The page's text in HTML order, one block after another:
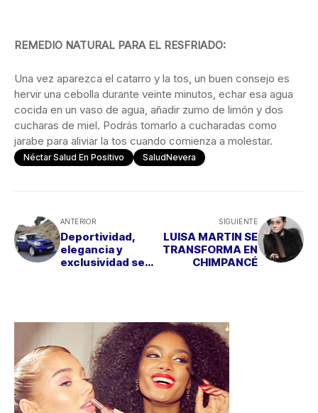
REMEDIO NATURAL PARA EL RESFRIADO:
Una vez aparezca el catarro y la tos, un buen consejo es
hervir una cebolla durante veinte minutos, echar esa agua
cocida en un vaso de agua, añadir zumo de limón y dos
cucharas de miel. Podrás tomarlo a cucharadas como
jarabe para aliviar la tos cuando comienza a molestar.
Néctar Salud En Positivo SaludNevera
ANTERIOR
Deportividad,
elegancia y
exclusividad se
SIGUIENTE
LUISA MARTIN SE
TRANSFORMA EN
CHIMPANCÉ